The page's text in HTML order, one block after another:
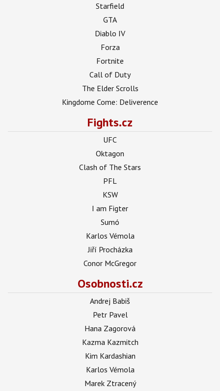
Starfield
GTA
Diablo IV
Forza
Fortnite
Call of Duty
The Elder Scrolls
Kingdome Come: Deliverence
Fights.cz
UFC
Oktagon
Clash of The Stars
PFL
KSW
I am Figter
Sumó
Karlos Vémola
Jiří Procházka
Conor McGregor
Osobnosti.cz
Andrej Babiš
Petr Pavel
Hana Zagorová
Kazma Kazmitch
Kim Kardashian
Karlos Vémola
Marek Ztracený